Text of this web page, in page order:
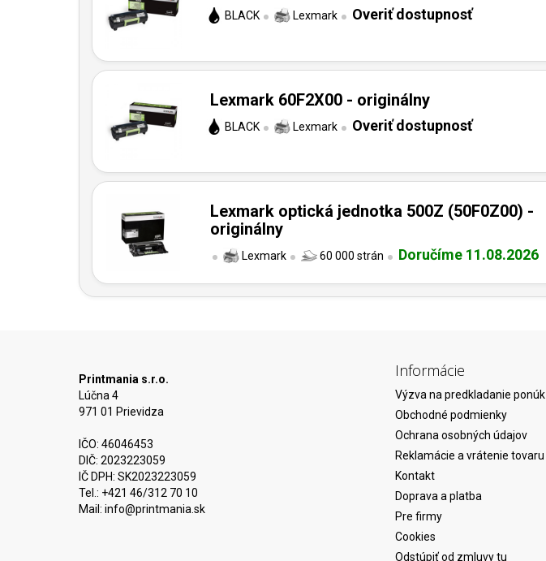
BLACK Lexmark Overiť dostupnosť
Lexmark 60F2X00 - originálny
BLACK Lexmark Overiť dostupnosť
Lexmark optická jednotka 500Z (50F0Z00) -
originálny
Lexmark 60 000 strán Doručíme 11.08.2026
Printmania s.r.o.
Lúčna 4
971 01 Prievidza
IČO: 46046453
DIČ: 2023223059
IČ DPH: SK2023223059
Tel.: +421 46/312 70 10
Mail: info@printmania.sk
Informácie
Výzva na predkladanie ponúk
Obchodné podmienky
Ochrana osobných údajov
Reklamácie a vrátenie tovaru
Kontakt
Doprava a platba
Pre firmy
Cookies
Odstúpiť od zmluvy tu